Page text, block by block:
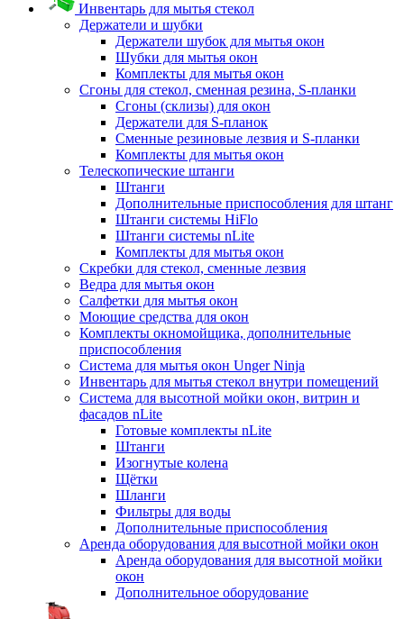
Инвентарь для мытья стекол
Держатели и шубки
Держатели шубок для мытья окон
Шубки для мытья окон
Комплекты для мытья окон
Сгоны для стекол, сменная резина, S-планки
Сгоны (склизы) для окон
Держатели для S-планок
Сменные резиновые лезвия и S-планки
Комплекты для мытья окон
Телескопические штанги
Штанги
Дополнительные приспособления для штанг
Штанги системы HiFlo
Штанги системы nLite
Комплекты для мытья окон
Скребки для стекол, сменные лезвия
Ведра для мытья окон
Салфетки для мытья окон
Моющие средства для окон
Комплекты окномойщика, дополнительные
приспособления
Система для мытья окон Unger Ninja
Инвентарь для мытья стекол внутри помещений
Система для высотной мойки окон, витрин и
фасадов nLite
Готовые комплекты nLite
Штанги
Изогнутые колена
Щётки
Шланги
Фильтры для воды
Дополнительные приспособления
Аренда оборудования для высотной мойки окон
Аренда оборудования для высотной мойки
окон
Дополнительное оборудование